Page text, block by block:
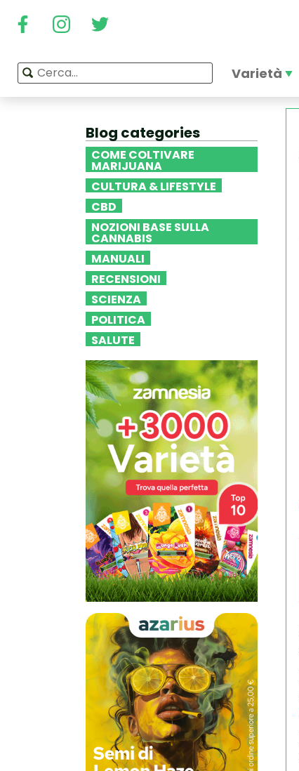
Varietà
Blog categories
COME COLTIVARE
MARIJUANA
CULTURA & LIFESTYLE
CBD
NOZIONI BASE SULLA
CANNABIS
MANUALI
RECENSIONI
SCIENZA
POLITICA
SALUTE